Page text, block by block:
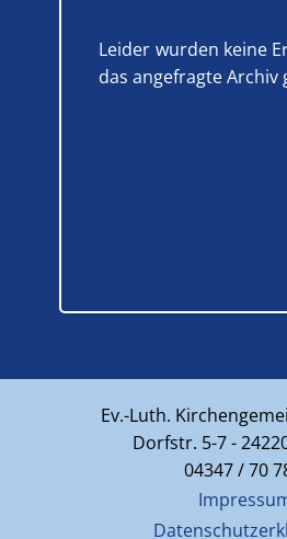
Leider wurden keine
das angefragte Archiv
Ev.-Luth.
Dorfstr. 5-7 -
04347 / 70